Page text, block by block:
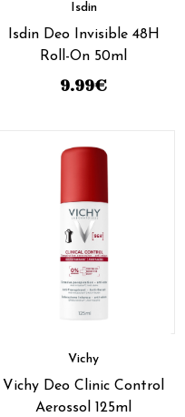
Isdin
Isdin Deo Invisible 48H
Roll-On 50ml
9.99€
Vichy
Vichy Deo Clinic Control
Aerossol 125ml